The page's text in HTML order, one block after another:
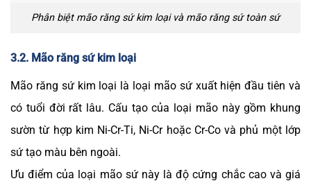
Phân biệt mão răng sứ kim loại và mão răng sứ toàn sứ
3.2. Mão răng sứ kim loại
Mão răng sứ kim loại là loại mão sứ xuất hiện đầu tiên và
có tuổi đời rất lâu. Cấu tạo của loại mão này gồm khung
sườn từ hợp kim Ni-Cr-Ti, Ni-Cr hoặc Cr-Co và phủ một lớp
sứ tạo màu bên ngoài.
Ưu điểm của loại mão sứ này là độ cứng chắc cao và giá